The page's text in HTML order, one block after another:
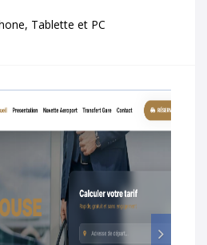
Tablette et PC
Suiv